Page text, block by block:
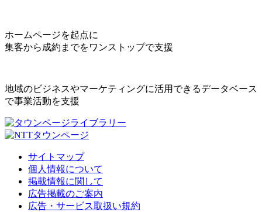
ホームページを起点に
集客から成約までをワンストップで支援
地域のビジネスやマーケティングに活用できるデータベース
で事業活動を支援
サイトマップ
個人情報について
掲載情報に関して
広告掲載のご案内
広告・サービス取扱い規約